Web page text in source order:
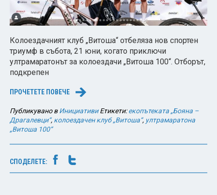
Колоездачният клуб „Витоша“ отбеляза нов спортен
триумф в събота, 21 юни, когато приключи
ултрамаратонът за колоездачи „Витоша 100“. Отборът,
подкрепен
ПРОЧЕТЕТЕ ПОВЕЧЕ →
Публикувано вИнициативи Етикети:екопътеката „Бояна –
Драгалевци“, колоездачен клуб „Витоша“, ултрамаратона
„Витоша 100“
СПОДЕЛЕТЕ: